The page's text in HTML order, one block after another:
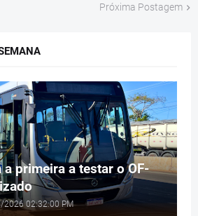
Próxima Postagem
primeira a testar o OF-
2026 02:32:00 PM